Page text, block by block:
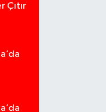
Çıtır